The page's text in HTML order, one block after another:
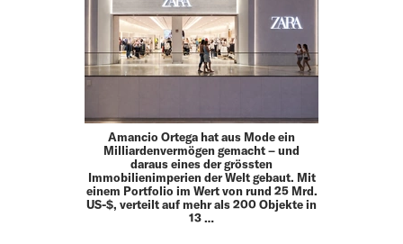
Amancio Ortega hat aus Mode ein
Milliardenvermögen gemacht – und
daraus eines der grössten
Immobilienimperien der Welt gebaut. Mit
einem Portfolio im Wert von rund 25 Mrd.
US-$, verteilt auf mehr als 200 Objekte in
13 …